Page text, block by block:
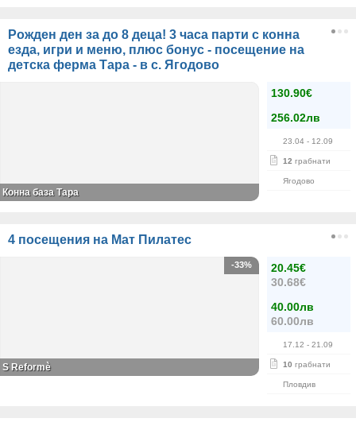
Рожден ден за до 8 деца! 3 часа парти с конна
езда, игри и меню, плюс бонус - посещение на
детска ферма Тара - в с. Ягодово
130.90€
256.02лв
23.04 - 12.09
12 грабнати
Ягодово
Конна база Тара
4 посещения на Мат Пилатес
20.45€
30.68€
40.00лв
60.00лв
17.12 - 21.09
10 грабнати
Пловдив
-33%
S Reformè